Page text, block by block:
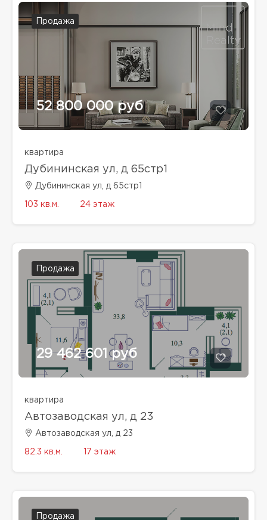
Продажа
52 800 000 руб
квартира
Дубининская ул, д 65стр1
Дубининская ул, д 65стр1
103 кв.м. 24 этаж
Продажа
29 462 601 руб
квартира
Автозаводская ул, д 23
Автозаводская ул, д 23
82.3 кв.м. 17 этаж
Продажа